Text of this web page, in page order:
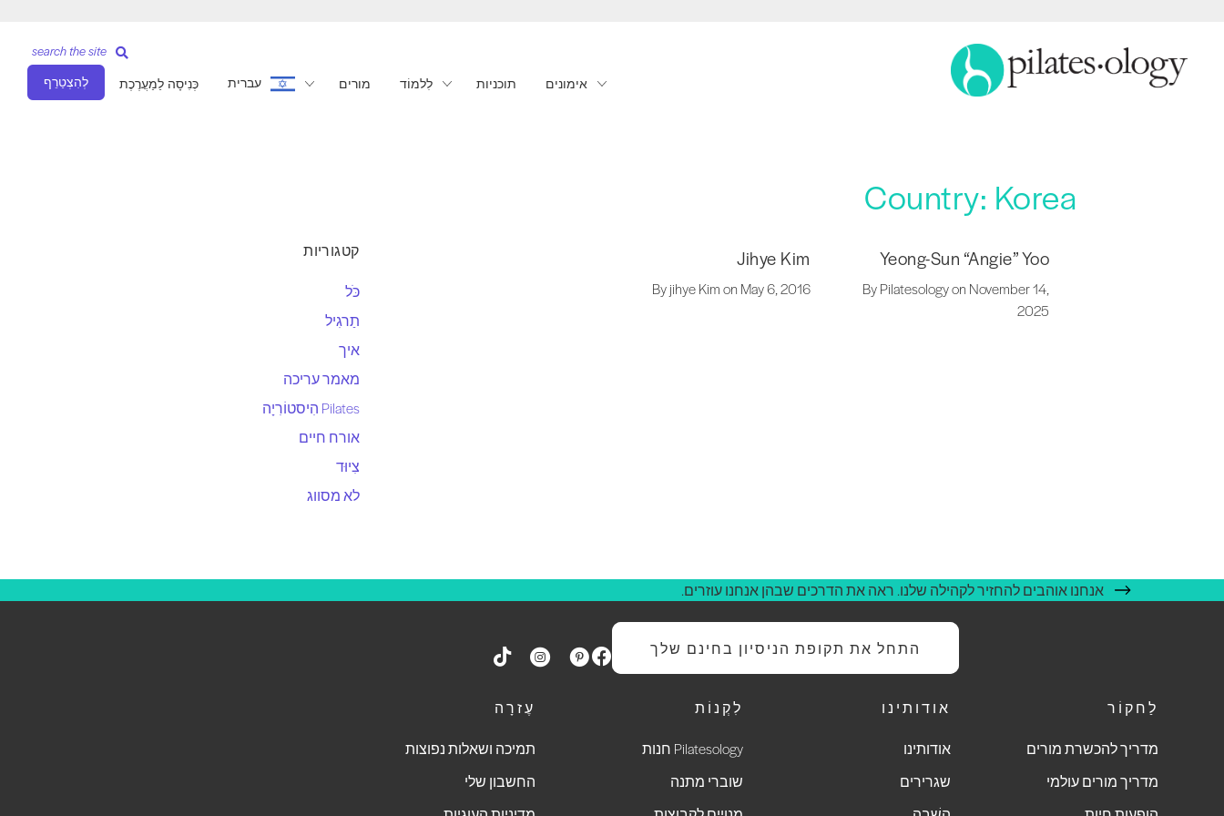
אימונים תוכניות לִלמוֹד מורים עברית כְּנִיסָה לַמַעֲרֶכֶת לְהִצְטַרֵף
search the site
Country: Korea
קטגוריות
כֹּל
תַרגִיל
איך
מאמר עריכה
Pilates הִיסטוֹרִיָה
אורח חיים
צִיוּד
לא מסווג
Yeong-Sun “Angie” Yoo
By Pilatesology on November 14,
2025
Jihye Kim
By jihye Kim on May 6, 2016
אנחנו אוהבים להחזיר לקהילה שלנו. ראה את הדרכים שבהן אנחנו עוזרים.
התחל את תקופת הניסיון בחינם שלך
לַחקוֹר
מדריך להכשרת מורים
מדריך מורים עולמי
אודותינו
אודותינו
שגרירים
לִקְנוֹת
Pilatesology חנות
שוברי מתנה
עֶזרָה
תמיכה ושאלות נפוצות
החשבון שלי